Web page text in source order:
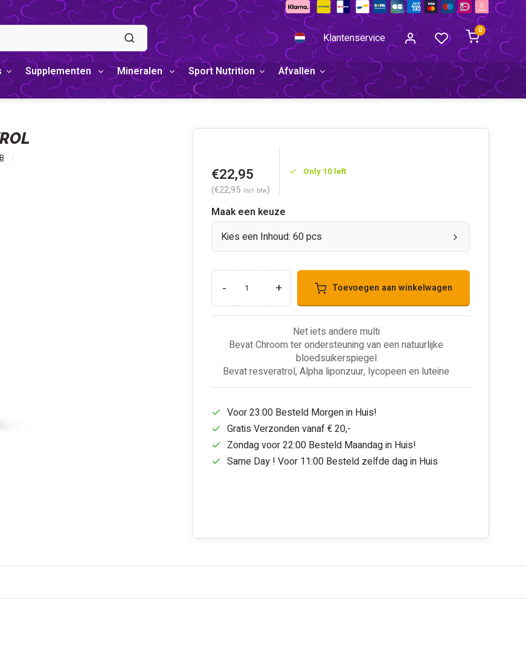
Klantenservice
0
Supplementen Mineralen Sport Nutrition
Afvallen
€22,95
(€22,95 Incl. btw)
Only 10 left
Maak een keuze
Kies een Inhoud: 60 pcs
- + Toevoegen aan winkelwagen
Net iets andere multi
Bevat Chroom ter ondersteuning van een natuurlijke
bloedsuikerspiegel
Bevat resveratrol, Alpha liponzuur, lycopeen en luteine
Voor 23:00 Besteld Morgen in Huis!
Gratis Verzonden vanaf € 20,-
Zondag voor 22:00 Besteld Maandag in Huis!
Same Day ! Voor 11:00 Besteld zelfde dag in Huis